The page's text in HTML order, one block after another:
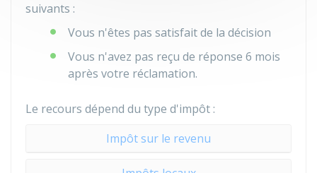
suivants :
Vous n'êtes pas satisfait de la décision
Vous n'avez pas reçu de réponse 6 mois
après votre réclamation.
Le recours dépend du type d'impôt :
Impôt sur le revenu